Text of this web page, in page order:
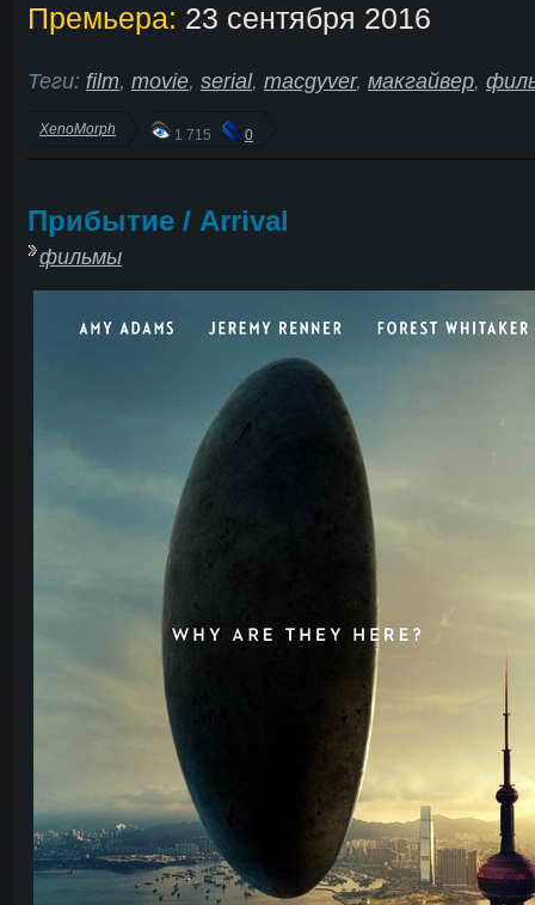
Премьера: 23 сентября 2016
Теги: film, movie, serial, macgyver, макгайвер,
XenoMorph 1 715 0
Прибытие / Arrival
фильмы